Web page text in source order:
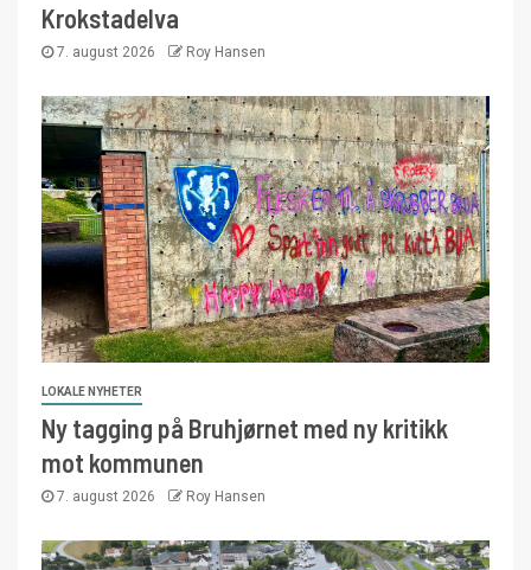
Krokstadelva
7. august 2026 Roy Hansen
LOKALE NYHETER
Ny tagging på Bruhjørnet med ny kritikk
mot kommunen
7. august 2026 Roy Hansen